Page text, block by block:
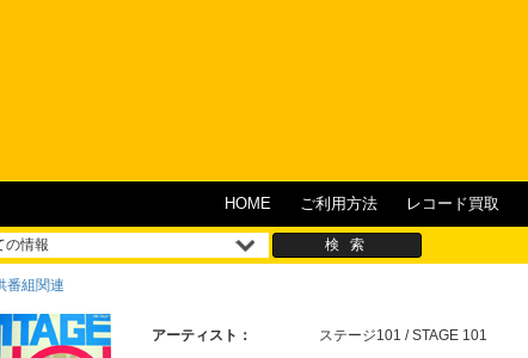
HOME ご利用方法 レコード買取
番組関連
アーティスト：
ステージ101 / STAGE 101